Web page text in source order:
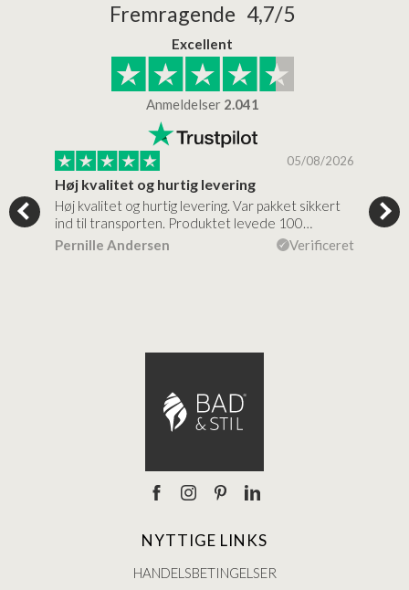
Fremragende 4,7/5
Excellent
Anmeldelser 2.041
05/08/2026
Høj kvalitet og hurtig levering
Høj kvalitet og hurtig levering. Var pakket sikkert
ind til transporten. Produktet levede 100…
Pernille Andersen
Verificeret
NYTTIGE LINKS
HANDELSBETINGELSER